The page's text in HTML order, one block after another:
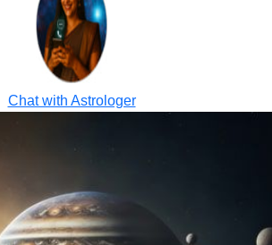
Chat with Astrologer